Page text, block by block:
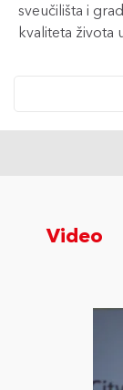
sveučilišta i
kvaliteta života
Video